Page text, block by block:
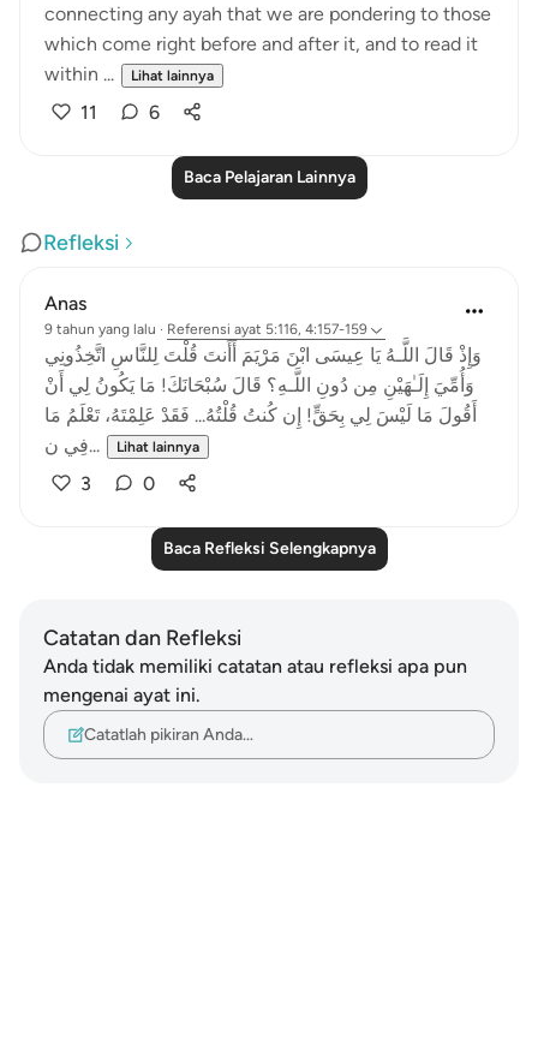
connecting any ayah that we are pondering to those
which come right before and after it, and to read it
within ...
Lihat lainnya
11 6
Baca Pelajaran Lainnya
Refleksi
Anas
9 tahun yang lalu · Referensi ayat 5:116, 4:157-159
وَإِذْ قَالَ اللَّـهُ يَا عِيسَى ابْنَ مَرْيَمَ أَأَنتَ قُلْتَ لِلنَّاسِ اتَّخِذُونِي
وَأُمِّيَ إِلَـٰهَيْنِ مِن دُونِ اللَّـهِ؟ قَالَ سُبْحَانَكَ! مَا يَكُونُ لِي أَنْ
أَقُولَ مَا لَيْسَ لِي بِحَقٍّ! إِن كُنتُ قُلْتُهُ... فَقَدْ عَلِمْتَهُ، تَعْلَمُ مَا
فِي ن...
Lihat lainnya
3 0
Baca Refleksi Selengkapnya
Catatan dan Refleksi
Anda tidak memiliki catatan atau refleksi apa pun
mengenai ayat ini.
Catatlah pikiran Anda…